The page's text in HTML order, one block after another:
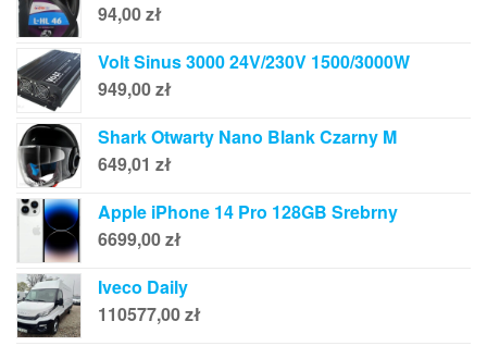
94,00zł
Volt Sinus 3000 24V/230V 1500/3000W
949,00zł
Shark Otwarty Nano Blank Czarny M
649,01 zł
Apple iPhone 14 Pro 128GB Srebrny
6699,00zł
Iveco Daily
110577,00zł